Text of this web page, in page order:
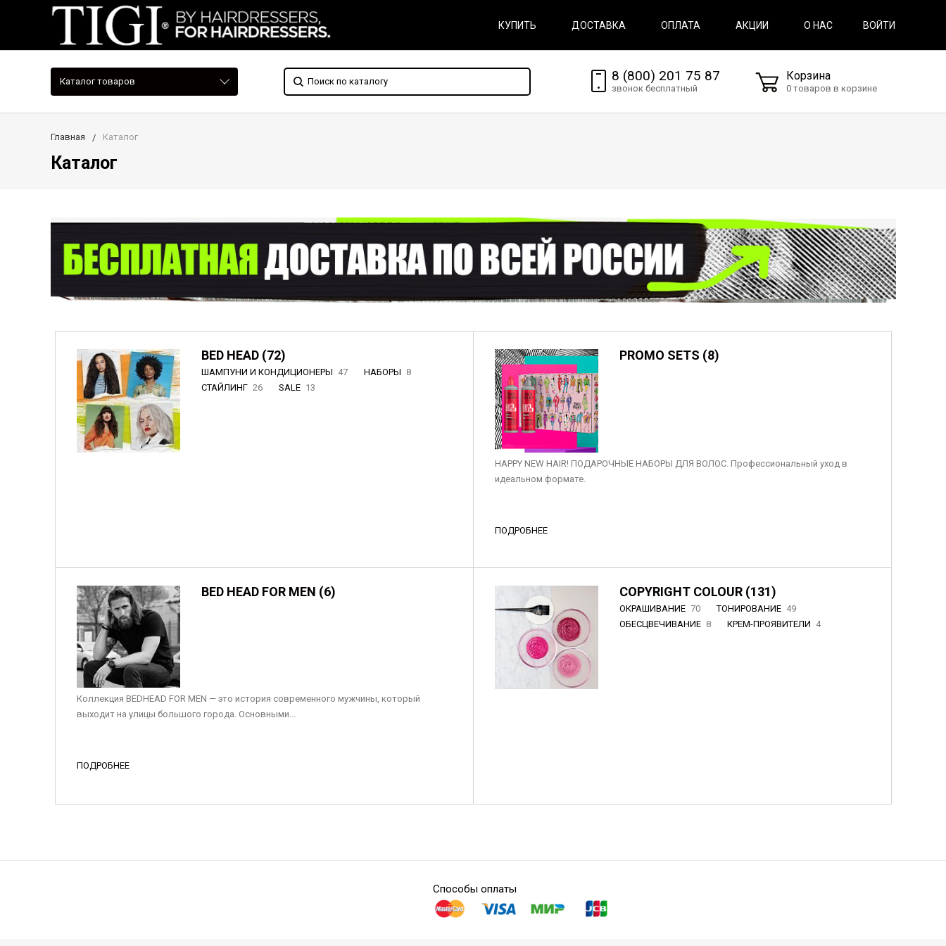
КУПИТЬ ДОСТАВКА ОПЛАТА АКЦИИ О НАС ВОЙТИ
Каталог товаров 8 (800) 201 75 87
звонок бесплатный
Корзина
0 товаров в корзине
Главная Каталог
Каталог
BED HEAD (72)
ШАМПУНИ И КОНДИЦИОНЕРЫ 47 НАБОРЫ 8
СТАЙЛИНГ 26 SALE 13
PROMO SETS (8)
HAPPY NEW HAIR! ПОДАРОЧНЫЕ НАБОРЫ ДЛЯ ВОЛОС. Профессиональный уход в
идеальном формате.
ПОДРОБНЕЕ
BED HEAD FOR MEN (6)
Коллекция BEDHEAD FOR MEN — это история современного мужчины, который
выходит на улицы большого города. Основными...
ПОДРОБНЕЕ
COPYRIGHT COLOUR (131)
ОКРАШИВАНИЕ 70 ТОНИРОВАНИЕ 49
ОБЕСЦВЕЧИВАНИЕ 8 КРЕМ-ПРОЯВИТЕЛИ 4
Способы оплаты